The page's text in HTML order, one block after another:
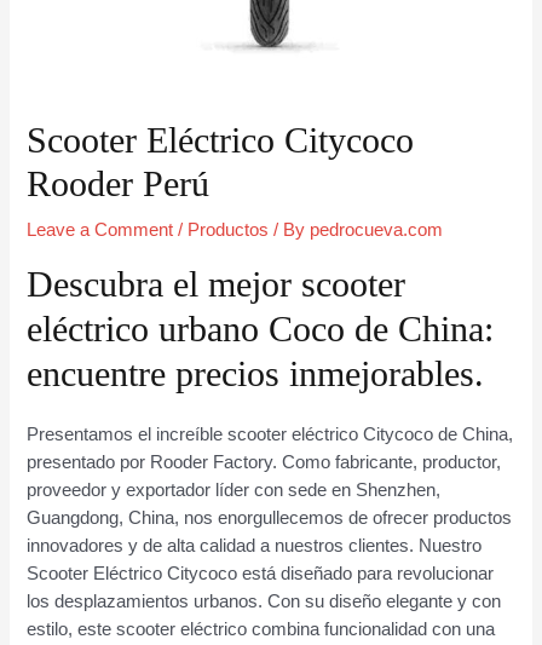
Scooter Eléctrico Citycoco
Rooder Perú
Leave a Comment / Productos / By pedrocueva.com
Descubra el mejor scooter
eléctrico urbano Coco de China:
encuentre precios inmejorables.
Presentamos el increíble scooter eléctrico Citycoco de China,
presentado por Rooder Factory. Como fabricante, productor,
proveedor y exportador líder con sede en Shenzhen,
Guangdong, China, nos enorgullecemos de ofrecer productos
innovadores y de alta calidad a nuestros clientes. Nuestro
Scooter Eléctrico Citycoco está diseñado para revolucionar
los desplazamientos urbanos. Con su diseño elegante y con
estilo, este scooter eléctrico combina funcionalidad con una